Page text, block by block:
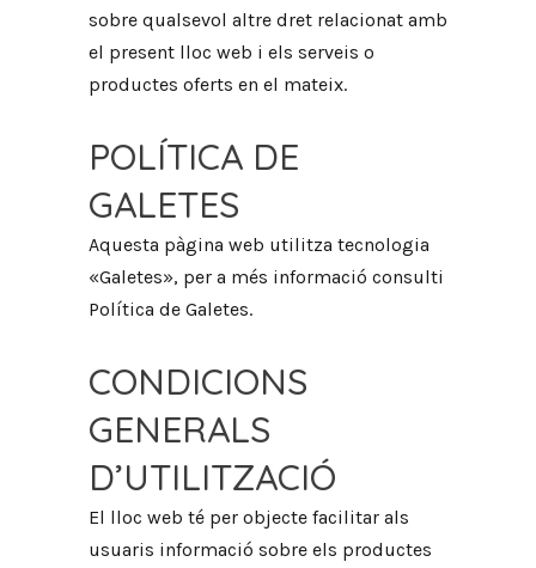
sobre qualsevol altre dret relacionat amb
el present lloc web i els serveis o
productes oferts en el mateix.
POLÍTICA DE
GALETES
Aquesta pàgina web utilitza tecnologia
«Galetes», per a més informació consulti
Política de Galetes.
CONDICIONS
GENERALS
D’UTILITZACIÓ
El lloc web té per objecte facilitar als
usuaris informació sobre els productes